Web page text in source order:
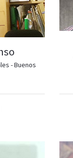
- Buenos